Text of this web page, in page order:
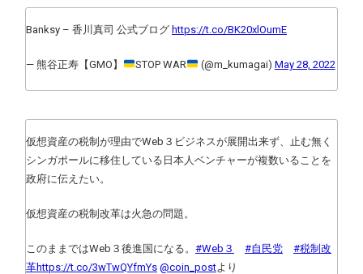
Banksy – 香川真司 公式ブログ https://t.co/BK20xlOumE
— 熊谷正寿【GMO】 STOP WAR (@m_kumagai) May 28, 2022
仮想資産の税制が理由でWeb３ビジネスが展開出来ず、止む無く
シンガポールに移住している日本人ベンチャーが複数いることを
政府に伝えたい。
仮想資産の税制改革は火急の問題。
このままではWeb３後進国になる。 #Web３ #自民党
#税制改
革https://t.co/3wTwQYfmYs @coin_postより